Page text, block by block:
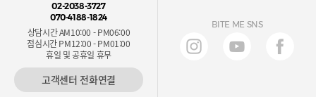
02-2038-3727
070-4188-1824
상담시간 AM10:00 - PM06:00
점심시간 PM12:00 - PM01:00
휴일 및 공휴일 휴무
고객센터 전화연결
BITE ME SNS